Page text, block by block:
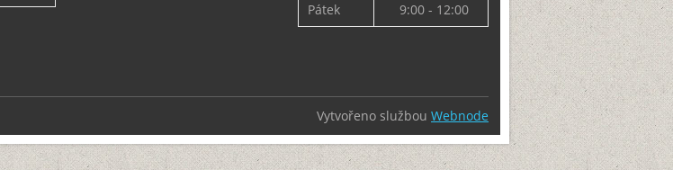
Pátek
9:00 - 12:00
Vytvořeno službou Webnode